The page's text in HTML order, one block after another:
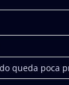
queda poca